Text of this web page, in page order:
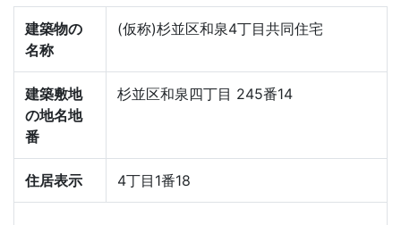
建築物の
名称
(仮称)杉並区和泉4丁目共同住宅
建築敷地
の地名地
番
杉並区和泉四丁目 245番14
住居表示 4丁目1番18